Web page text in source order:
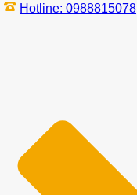
Hotline: 0988815078